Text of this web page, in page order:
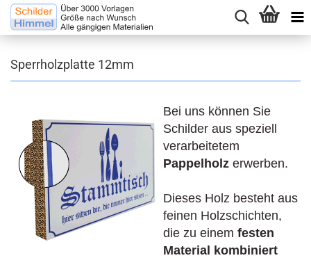
Sperrholzplatte 12mm
Bei uns können Sie
Schilder aus speziell
verarbeitetem
Pappelholz erwerben.
Dieses Holz besteht aus
feinen Holzschichten,
die zu einem festen
Material kombiniert